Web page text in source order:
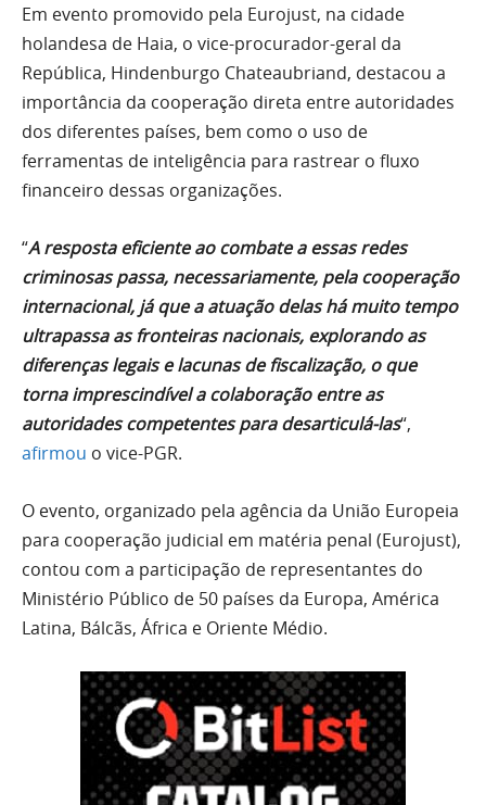
Em evento promovido pela Eurojust, na cidade
holandesa de Haia, o vice-procurador-geral da
República, Hindenburgo Chateaubriand, destacou a
importância da cooperação direta entre autoridades
dos diferentes países, bem como o uso de
ferramentas de inteligência para rastrear o fluxo
financeiro dessas organizações.
“A resposta eficiente ao combate a essas redes
criminosas passa, necessariamente, pela cooperação
internacional, já que a atuação delas há muito tempo
ultrapassa as fronteiras nacionais, explorando as
diferenças legais e lacunas de fiscalização, o que
torna imprescindível a colaboração entre as
autoridades competentes para desarticulá-las“,
afirmou o vice-PGR.
O evento, organizado pela agência da União Europeia
para cooperação judicial em matéria penal (Eurojust),
contou com a participação de representantes do
Ministério Público de 50 países da Europa, América
Latina, Bálcãs, África e Oriente Médio.